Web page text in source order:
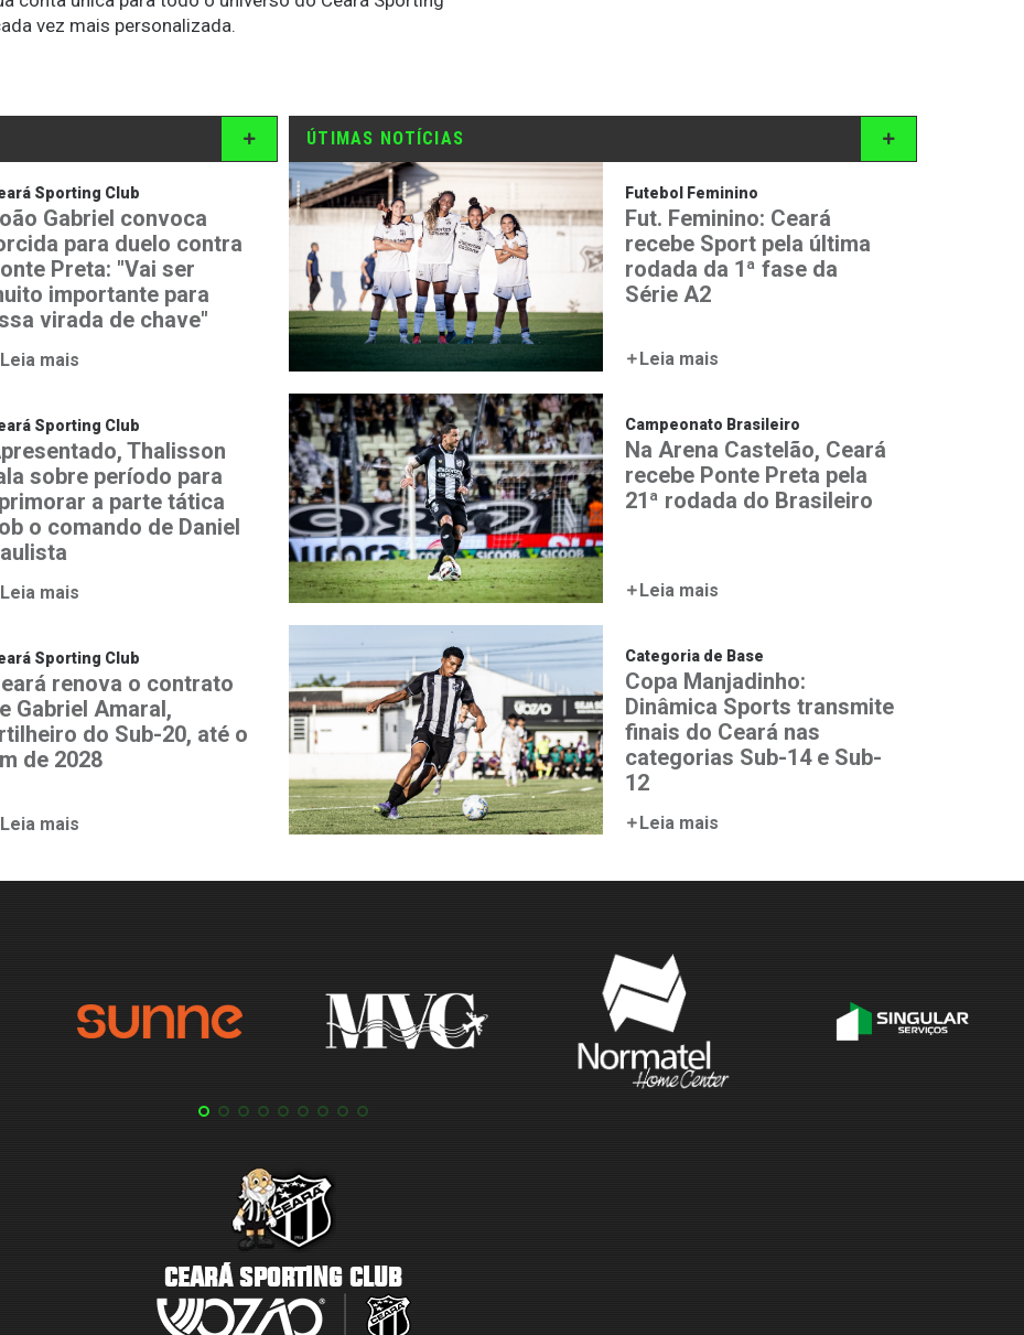
vez mais personalizada.
Sporting Club
Gabriel convoca
para duelo contra
Preta: "Vai ser
importante para
virada de chave"
Leia mais
Sporting Club
Thalisson
sobre período para
a parte tática
o comando de Daniel
Leia mais
Sporting Club
renova o contrato
Gabriel Amaral,
do Sub-20, até o
de 2028
Leia mais
ÚTIMAS NOTÍCIAS
Futebol Feminino
Fut. Feminino: Ceará
recebe Sport pela última
rodada da 1ª fase da
Série A2
Leia mais
Campeonato Brasileiro
Na Arena Castelão, Ceará
recebe Ponte Preta pela
21ª rodada do Brasileiro
Leia mais
Categoria de Base
Copa Manjadinho:
Dinâmica Sports transmite
finais do Ceará nas
categorias Sub-14 e Sub-
12
Leia mais
CEARÁ SPORTING CLUB